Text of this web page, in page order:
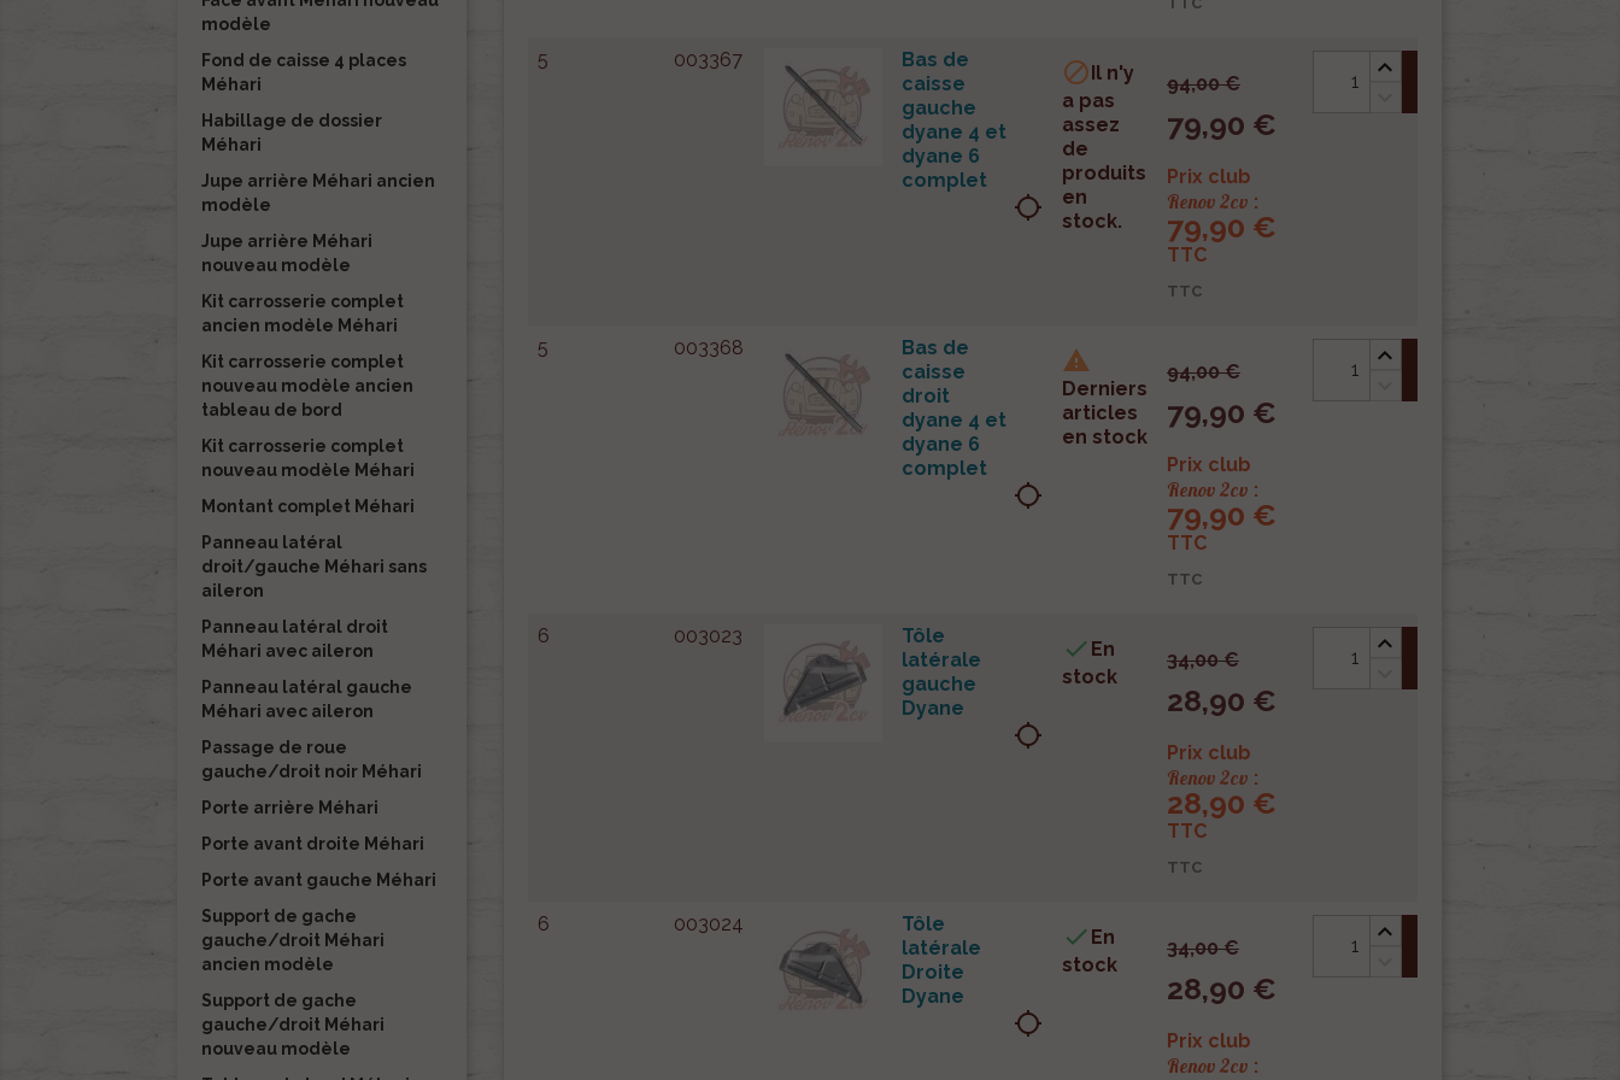
modèle
Fond de caisse 4 places
Méhari
Habillage de dossier
Méhari
Jupe arrière Méhari ancien
modèle
Jupe arrière Méhari
nouveau modèle
Kit carrosserie complet
ancien modèle Méhari
Kit carrosserie complet
nouveau modèle ancien
tableau de bord
Kit carrosserie complet
nouveau modèle Méhari
Montant complet Méhari
Panneau latéral
droit/gauche Méhari sans
aileron
Panneau latéral droit
Méhari avec aileron
Panneau latéral gauche
Méhari avec aileron
Passage de roue
gauche/droit noir Méhari
Porte arrière Méhari
Porte avant droite Méhari
Porte avant gauche Méhari
Support de gache
gauche/droit Méhari
ancien modèle
Support de gache
gauche/droit Méhari
nouveau modèle
5 003367
Bas de
caisse
gauche
dyane 4 et
dyane 6
complet
location_searching
Il n'y
a pas
assez
de
produits
en
stock.
94,00 €
79,90 €
Prix club
Renov 2cv :
79,90 €
TTC
TTC
5 003368
Bas de
caisse
droit
dyane 4 et
dyane 6
complet
location_searching

Derniers
articles
en stock
94,00 €
79,90 €
Prix club
Renov 2cv :
79,90 €
TTC
TTC
6 003023
Tôle
latérale
gauche
Dyane
location_searching
 En
stock
34,00 €
28,90 €
Prix club
Renov 2cv :
28,90 €
TTC
TTC
6 003024
Tôle
latérale
Droite
Dyane
location_searching
 En
stock
34,00 €
28,90 €
Prix club
Renov 2cv :